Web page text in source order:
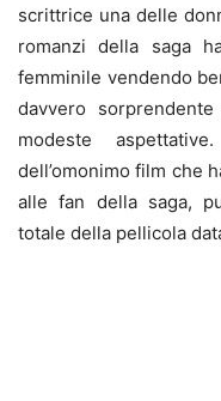
scrittrice una delle
romanzi della saga
femminile vendendo
davvero
modeste
dell’omonimo film che
alle fan della saga,
totale della pellicola